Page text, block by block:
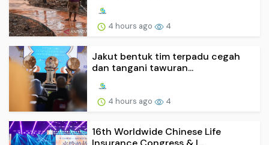
4 hours ago 4
Jakut bentuk tim terpadu cegah
dan tangani tawuran...
4 hours ago 4
16th Worldwide Chinese Life